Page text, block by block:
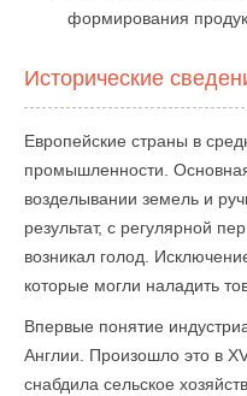
формирования
Исторические
Европейские страны в
промышленности.
возделывании земель и
результат, с регулярной
возникал голод.
которые могли наладить
Впервые понятие
Англии. Произошло это в
снабдила сельское